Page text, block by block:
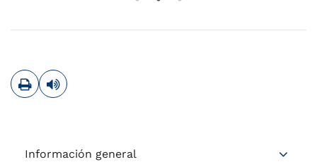
ImprimirLeer contenido
Información general